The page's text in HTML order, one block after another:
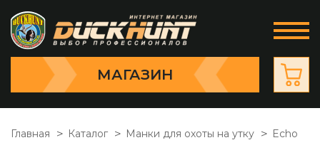
МАГАЗИН
Главная Каталог Манки для охоты на утку Echo